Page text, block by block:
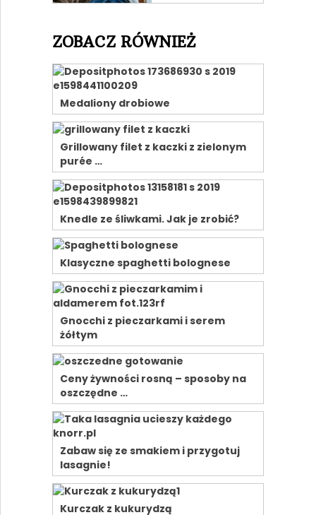
ZOBACZ RÓWNIEŻ
Medaliony drobiowe
Grillowany filet z kaczki z zielonym
purée …
Knedle ze śliwkami. Jak je zrobić?
Klasyczne spaghetti bolognese
Gnocchi z pieczarkami i serem
żółtym
Ceny żywności rosną – sposoby na
oszczędne …
Zabaw się ze smakiem i przygotuj
lasagnie!
Kurczak z kukurydzą